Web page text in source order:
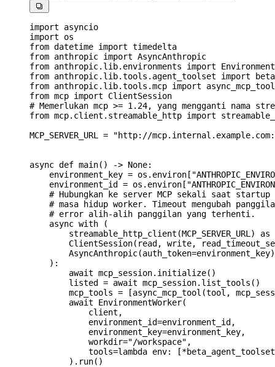

import asyncio
import os
from datetime import timedelta
from anthropic import AsyncAnthropic
from anthropic.lib.environments import
from anthropic.lib.tools.agent_toolset import
from anthropic.lib.tools.mcp import async_mcp_tool
from mcp import ClientSession
# Memerlukan mcp >= 1.24, yang mengganti nama
from mcp.client.streamable_http import
MCP_SERVER_URL
= "http://
async def main() -> None:
    environment_key
= os.environ[
    environment_id
= os.environ[
# Hubungkan ke server MCP sekali saat
# masa hidup worker. Timeout mengubah
    # error alih-alih panggilan yang terhenti.
    async
with (
        streamable_http_client(
MCP_SERVER_URL ) as
        ClientSession(read, write,
        AsyncAnthropic(
auth_token=
    ):
        await
mcp_session.initialize()
        listed
= await mcp_session.list_tools()
        mcp_tools
= [async_mcp_tool(tool,
        await
EnvironmentWorker(
            client,
            environment_id
=environment_id,
            environment_key
=environment_key,
            workdir
="/workspace" ,
            tools
=lambda env: [*
        ).run()